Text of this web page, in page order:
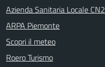
Azienda Sanitaria Locale CN2
ARPA Piemonte
Scopri il meteo
Roero Turismo